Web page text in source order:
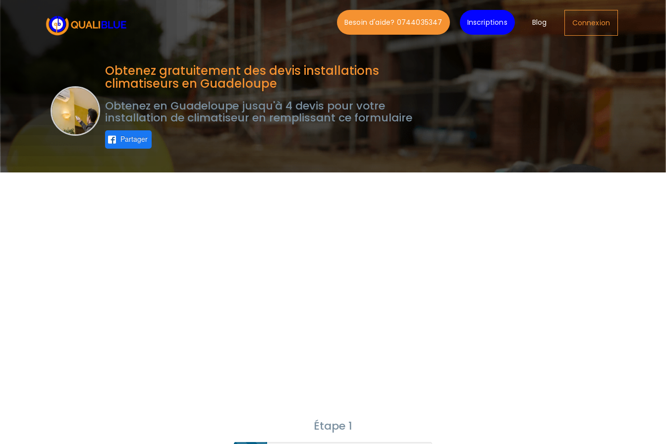
Besoin d'aide? 0744035347 Inscriptions Blog Connexion
Obtenez gratuitement des devis installations
climatiseurs en Guadeloupe
Obtenez en Guadeloupe jusqu'à 4 devis pour votre
installation de climatiseur en remplissant ce formulaire
Partager
Étape 1